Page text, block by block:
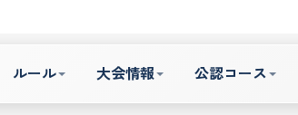
ルール 大会情報 公認コース